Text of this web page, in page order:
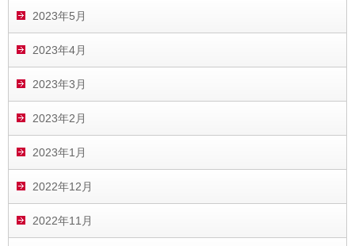
2023年5月
2023年4月
2023年3月
2023年2月
2023年1月
2022年12月
2022年11月